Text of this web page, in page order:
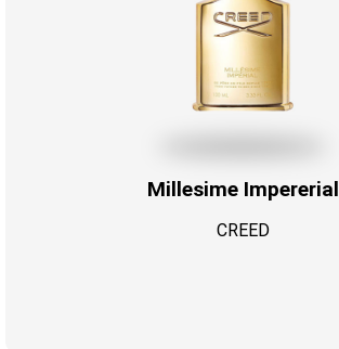
Millesime Impererial
CREED